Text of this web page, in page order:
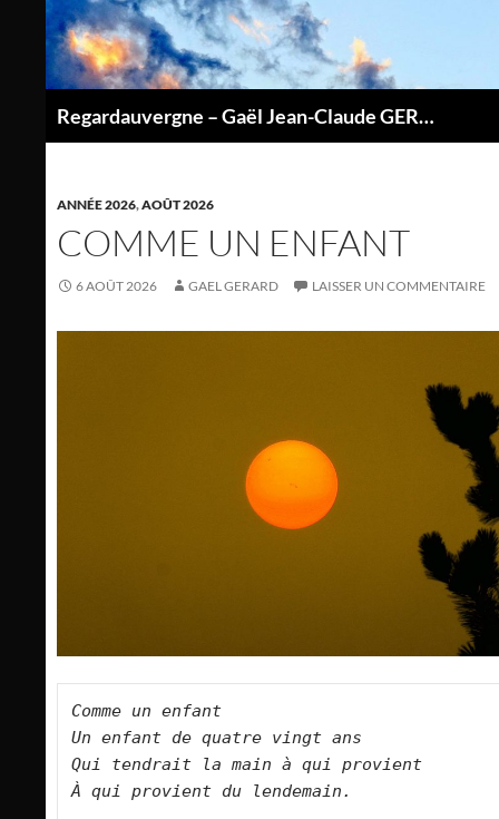
contenu
Regardauvergne – Gaël Jean-Claude GERARD
ANNÉE 2026,AOÛT 2026
COMME UN ENFANT
6 AOÛT 2026 GAEL GERARD LAISSER UN COMMENTAIRE
Comme un enfant
Un enfant de quatre vingt ans
Qui tendrait la main à qui provient
À qui provient du lendemain.